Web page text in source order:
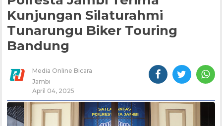
Kunjungan Silaturahmi
Tunarungu Biker Touring
Bandung
Media Online Bicara
Jambi
April 04, 2025